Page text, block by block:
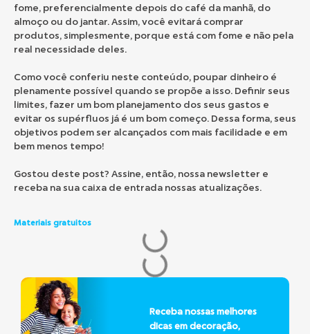
fome, preferencialmente depois do café da manhã, do
almoço ou do jantar. Assim, você evitará comprar
produtos, simplesmente, porque está com fome e não pela
real necessidade deles.
Como você conferiu neste conteúdo, poupar dinheiro é
plenamente possível quando se propõe a isso. Definir seus
limites, fazer um bom planejamento dos seus gastos e
evitar os supérfluos já é um bom começo. Dessa forma, seus
objetivos podem ser alcançados com mais facilidade e em
bem menos tempo!
Gostou deste post? Assine, então, nossa newsletter e
receba na sua caixa de entrada nossas atualizações.
Materiais gratuitos
Receba nossas melhores
dicas em decoração,